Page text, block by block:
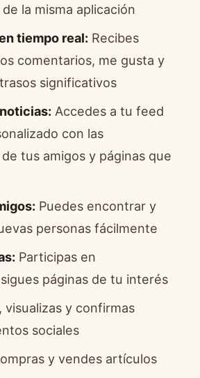
la misma aplicación
tiempo real:Recibes
comentarios, me gusta y
significativos
Accedes a tu feed
con las
tus amigos y páginas que
Puedes encontrar y
personas fácilmente
Participas en
páginas de tu interés
visualizas y confirmas
sociales
y vendes artículos